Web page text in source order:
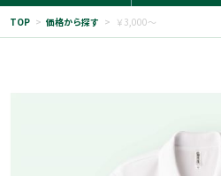
TOP > 価格から探す > ￥3,000～